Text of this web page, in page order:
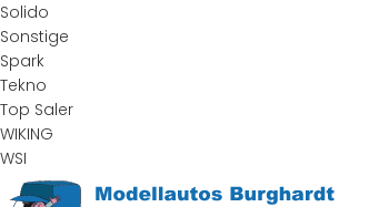
Solido
Sonstige
Spark
Tekno
Top Saler
WIKING
WSI